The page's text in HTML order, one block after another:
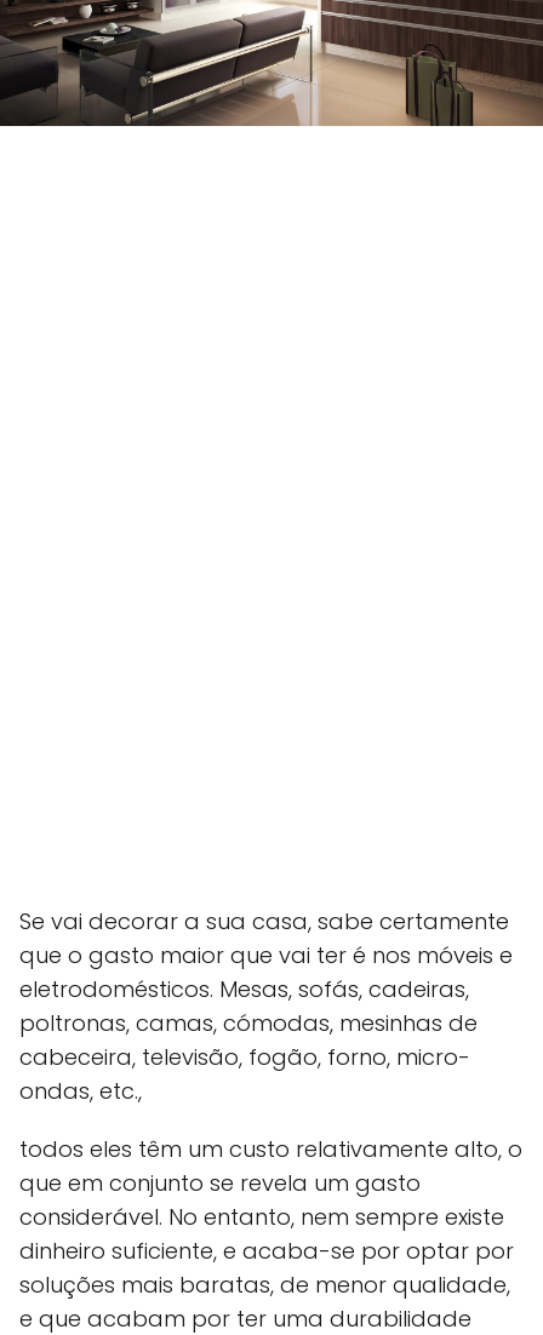
Se vai decorar a sua casa, sabe certamente
que o gasto maior que vai ter é nos móveis e
eletrodomésticos. Mesas, sofás, cadeiras,
poltronas, camas, cómodas, mesinhas de
cabeceira, televisão, fogão, forno, micro-
ondas, etc.,
todos eles têm um custo relativamente alto, o
que em conjunto se revela um gasto
considerável. No entanto, nem sempre existe
dinheiro suficiente, e acaba-se por optar por
soluções mais baratas, de menor qualidade,
e que acabam por ter uma durabilidade